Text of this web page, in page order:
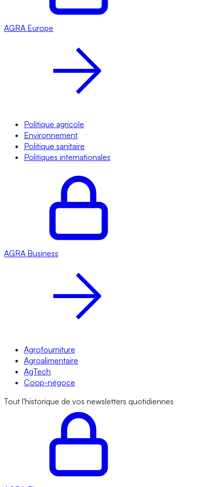
AGRA Europe
Politique agricole
Environnement
Politique sanitaire
Politiques internationales
AGRA Business
Agrofourniture
Agroalimentaire
AgTech
Coop-négoce
Tout l'historique de vos newsletters quotidiennes